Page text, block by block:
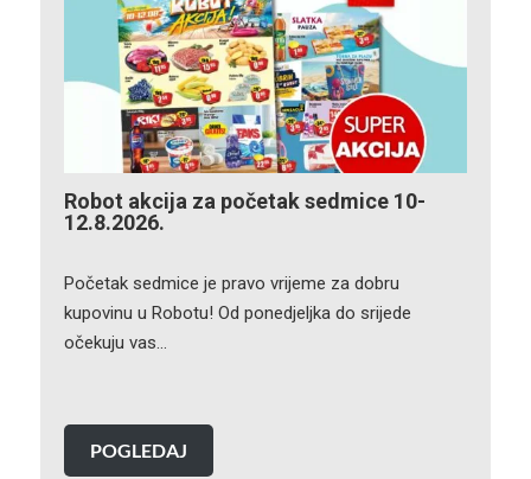
Robot akcija za početak sedmice 10-
12.8.2026.
Početak sedmice je pravo vrijeme za dobru
kupovinu u Robotu! Od ponedjeljka do srijede
očekuju vas…
POGLEDAJ